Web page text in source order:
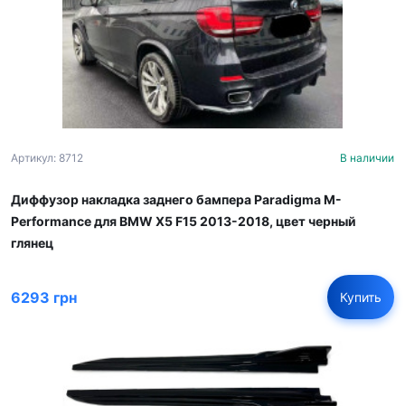
Артикул: 8712 В наличии
Диффузор накладка заднего бампера Paradigma M-
Performance для BMW X5 F15 2013-2018, цвет черный
глянец
6293 грн Купить